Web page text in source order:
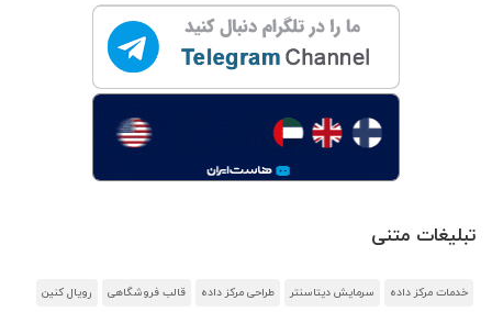
تبلیغات متنی
خدمات مرکز داده سرمایش دیتاسنتر طراحی مرکز داده قالب فروشگاهی رویال کنین